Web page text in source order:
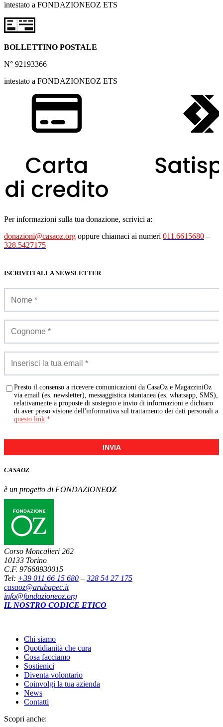
intestato a FONDAZIONEOZ ETS
BOLLETTINO POSTALE
N° 92193366
intestato a FONDAZIONEOZ ETS
Per informazioni sulla tua donazione, scrivici a:
donazioni@casaoz.org oppure chiamaci ai numeri 011.6615680 –
328.5427175
ISCRIVITI ALLA NEWSLETTER
Presto il consenso a ricevere comunicazioni da CasaOz e MagazziniOz
via email (es. newsletter), messaggistica istantanea (es. whatsapp, SMS),
relativamente a proposte di sostegno e invio di informazioni e dichiaro
di aver preso visione dell'informativa sul trattamento dei dati personali a
questo link *
INVIA
CASAOZ
è un progetto di FONDAZIONEOZ
Corso Moncalieri 262
10133 Torino
C.F. 97668930015
Tel: +39 011 66 15 680 – 328 54 27 175
casaoz@arubapec.it
info@fondazioneoz.org
IL NOSTRO CODICE ETICO
Chi siamo
Quotidianità che cura
Cosa facciamo
Sostienici
Diventa volontario
Coinvolgi la tua azienda
News
Contatti
Scopri anche: